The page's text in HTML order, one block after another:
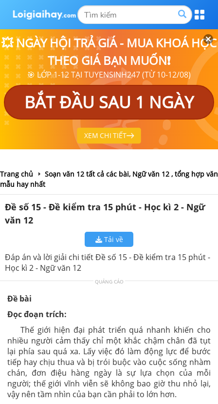
💥 NGÀY HỘI TRẢ GIÁ - MUA KHOÁ HỌC
THEO GIÁ BẠN MUỐN❗
🎯 LỚP 1-12 TẠI TUYENSINH247 (TỪ 10-12/08)
BẮT ĐẦU SAU 1 NGÀY
XEM CHI TIẾT
Trang chủ
Soạn văn 12 tất cả các bài, Ngữ văn 12 , tổng hợp văn
mẫu hay nhất
Đề số 15 - Đề kiểm tra 15 phút - Học kì 2 - Ngữ
văn 12
Tải về
Đáp án và lời giải chi tiết Đề số 15 - Đề kiểm tra 15 phút -
Học kì 2 - Ngữ văn 12
QUẢNG CÁO
Đề bài
Đọc đoạn trích:
Thế giới hiện đại phát triển quá nhanh khiến cho
nhiều người cảm thấy chỉ một khắc chậm chân đã tụt
lại phía sau quá xa. Lấy việc đó làm động lực để bước
tiếp hay chịu thua và bị trói buộc vào cuộc sống nhàm
chán, đơn điệu hàng ngày là sự lựa chọn của mỗi
người; thế giới vĩnh viễn sẽ không bao giờ thu nhỏ lại,
vậy nên tầm nhìn của bạn cần phải to lớn hơn.